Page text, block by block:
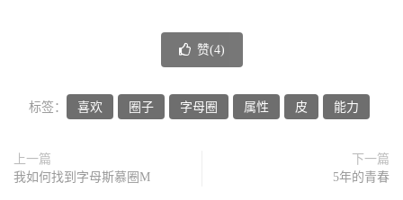
赞(4)
标签： 喜欢 圈子 字母圈 属性 皮 能力
上一篇
我如何找到字母斯慕圈M
下一篇
5年的青春